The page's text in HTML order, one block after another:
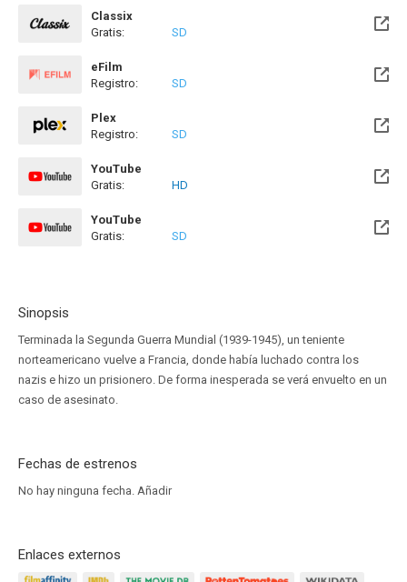
Classix
Gratis:
SD
eFilm
Registro:
SD
Plex
Registro:
SD
YouTube
Gratis:
HD
YouTube
Gratis:
SD
Sinopsis
Terminada la Segunda Guerra Mundial (1939-1945), un teniente
norteamericano vuelve a Francia, donde había luchado contra los
nazis e hizo un prisionero. De forma inesperada se verá envuelto en un
caso de asesinato.
Fechas de estrenos
No hay ninguna fecha. Añadir
Enlaces externos